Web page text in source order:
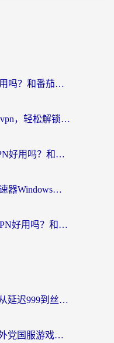
海外党必看：迅游VPN好用吗？和番茄加速器VPN对比哪个回国效果更好？
海外党必看：如何选对cn vpn，轻松解锁国内影音游戏？
海外党必看：ChickCN VPN好用吗？和星河VPN对比哪个回国效果更好？附真实体验+避坑指南
海外党必看：免费VPN加速器Windows版怎么选？附真实测评与无缝访问国内资源指南
海外党必看：快帆TV版VPN好用吗？和hi龟龟VPN对比哪个回国效果更好？附免费加速器选择指南
欧洲怎么打炉石传说的？从延迟999到丝滑上分，我找到了靠谱加速器
加拿大怎么玩大掌门？海外党国服游戏加速避坑指南（附实用工具推荐）